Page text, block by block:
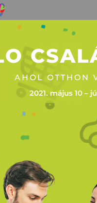
AHOL OTTHON
2021. május 10 –